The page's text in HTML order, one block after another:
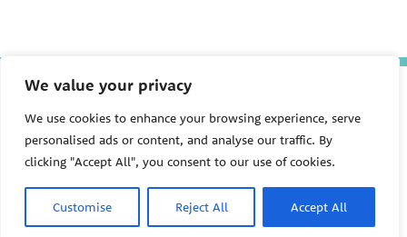
We value your privacy
We use cookies to enhance your browsing experience, serve
personalised ads or content, and analyse our traffic. By
clicking "Accept All", you consent to our use of cookies.
Customise Reject All Accept All
are supported by cooperative
agreement FAIN: NU61TS000356
Centers for Disease
Control and Prevention/Agency
for Toxic Substances and Disease
Registry (CDC/ATSDR)totaling
$8,724,963.00 with 75% funded